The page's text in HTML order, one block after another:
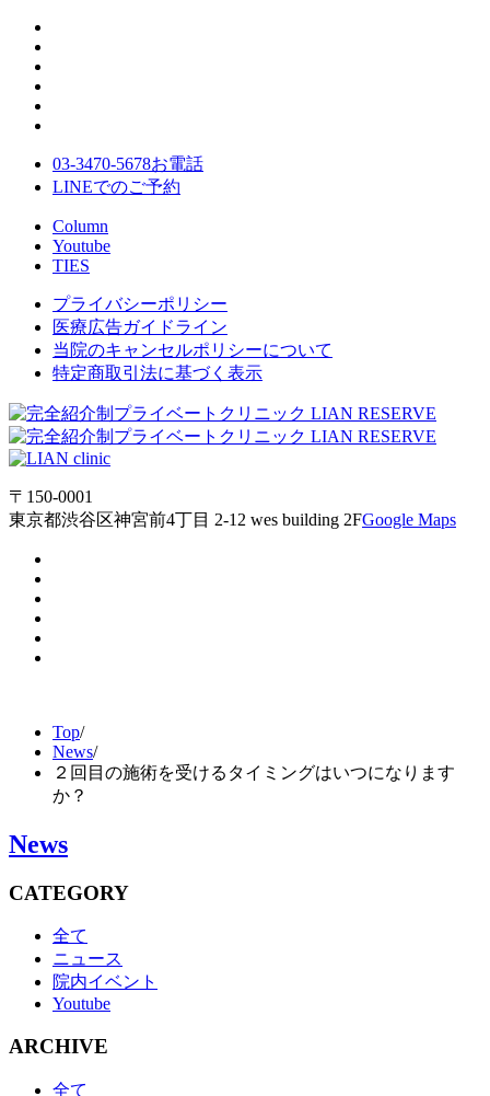
03-3470-5678お電話
LINEでのご予約
Column
Youtube
TIES
プライバシーポリシー
医療広告ガイドライン
当院のキャンセルポリシーについて
特定商取引法に基づく表示
〒150-0001
東京都渋谷区神宮前4丁目 2-12 wes building 2FGoogle Maps
Top/
News/
２回目の施術を受けるタイミングはいつになります
か？
News
CATEGORY
全て
ニュース
院内イベント
Youtube
ARCHIVE
全て